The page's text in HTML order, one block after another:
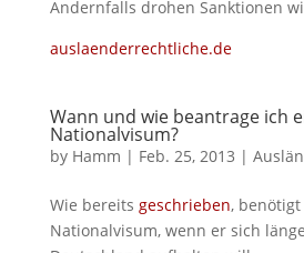
Andernfalls drohen Sanktionen
auslaenderrechtliche.de
Wann und wie beantrage ich
Nationalvisum?
by Hamm | Feb. 25, 2013 |
Wie bereits geschrieben,
Nationalvisum, wenn er sich